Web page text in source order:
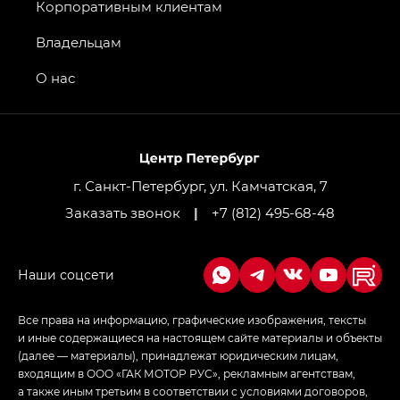
GT, Джи Эль — GL
GS4 — Джи Эс 4 (GS4) в комплектациях Джи Би
привод — GB AWD, Джи Эль Полный привод —
Джи Икс ПРЕМИУМ — GX PREMIUM, ЛАУНЖ —
LOUNGE
Empow — Эмпау (Empow) в комплектации
в спортивном стиле — GL(S-Style)
г. Санкт-Петербург, ул. Камчатская, 7
Заказать звонок
| +7 (812) 495-68-48
Корпоративным клиентам
Владельцам
О нас
Все права на информацию, графические изображения, тексты
и иные содержащиеся на настоящем сайте материалы и объекты
(далее — материалы), принадлежат юридическим лицам,
входящим в ООО «ГАК МОТОР РУС», рекламным агентствам,
а также иным третьим в соответствии с условиями договоров,